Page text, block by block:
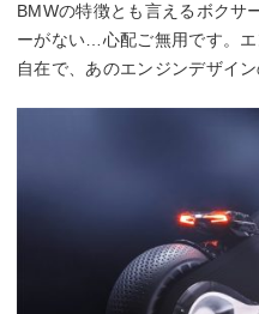
BMWの特徴とも言えるボクサ
ーがない…心配ご無用です。
自在で、あのエンジンデザイ